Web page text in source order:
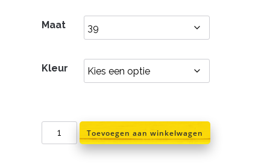
Maat
Kleur
Medische
schoenklompen
Toevoegen aan winkelwagen